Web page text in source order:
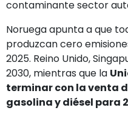
contaminante sector
Noruega apunta a que
produzcan cero
2025. Reino Unido,
2030, mientras que la
terminar con la venta
gasolina y diésel para